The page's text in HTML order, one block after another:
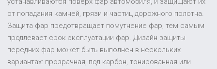
от попадания камней, грязи и частиц дорожного полотна.
Защита фар предотвращает помутнение фар, тем самым
продлевает срок эксплуатации фар. Дизайн защиты
передних фар может быть выполнен в нескольких
вариантах: прозрачная, под карбон, тонированная или